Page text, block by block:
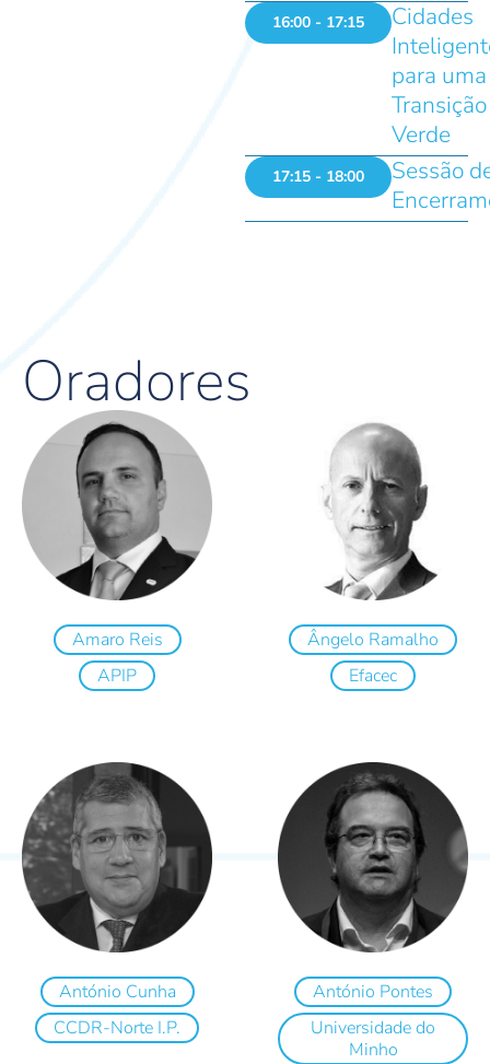
16:00 - 17:15
Cidades
para uma
Transição
Verde
17:15 - 18:00
Sessão
Oradores
Amaro Reis
APIP
Ângelo Ramalho
Efacec
António Cunha
CCDR-Norte I.P.
António Pontes
Universidade do
Minho